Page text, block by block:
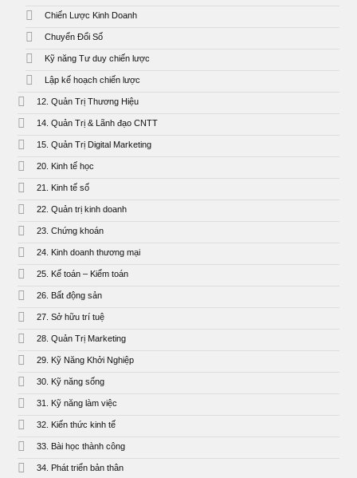
Chiến Lược Kinh Doanh
Chuyển Đổi Số
Kỹ năng Tư duy chiến lược
Lập kế hoạch chiến lược
12. Quản Trị Thương Hiệu
14. Quản Trị & Lãnh đạo CNTT
15. Quản Trị Digital Marketing
20. Kinh tế học
21. Kinh tế số
22. Quản trị kinh doanh
23. Chứng khoán
24. Kinh doanh thương mại
25. Kế toán – Kiểm toán
26. Bất động sản
27. Sở hữu trí tuệ
28. Quản Trị Marketing
29. Kỹ Năng Khởi Nghiệp
30. Kỹ năng sống
31. Kỹ năng làm việc
32. Kiến thức kinh tế
33. Bài học thành công
34. Phát triển bản thân